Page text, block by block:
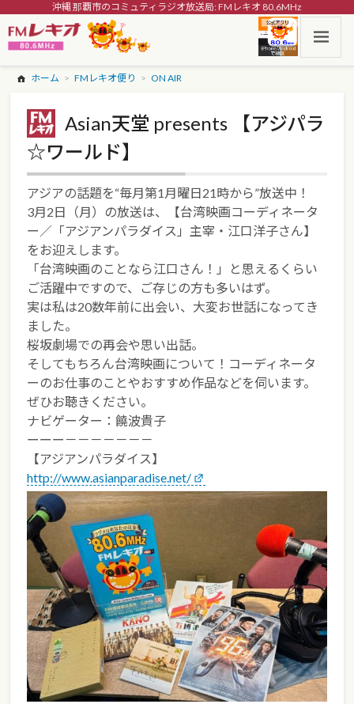
沖縄 那覇市のコミュティラジオ放送局: FMレキオ 80.6MHz
ホーム FMレキオ便り ON AIR
Asian天堂 presents 【アジパラ
☆ワールド】
アジアの話題を“毎月第1月曜日21時から”放送中！
3月2日（月）の放送は、【台湾映画コーディネータ
ー／「アジアンパラダイス」主宰・江口洋子さん】
をお迎えします。
「台湾映画のことなら江口さん！」と思えるくらい
ご活躍中ですので、ご存じの方も多いはず。
実は私は20数年前に出会い、大変お世話になってき
ました。
桜坂劇場での再会や思い出話。
そしてもちろん台湾映画について！コーディネータ
ーのお仕事のことやおすすめ作品などを伺います。
ぜひお聴きください。
ナビゲーター：饒波貴子
ーーー－－－－－－－
【アジアンパラダイス】
http://www.asianparadise.net/